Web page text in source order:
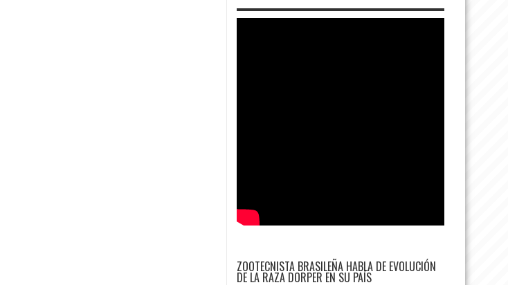
ZOOTECNISTA BRASILEÑA HABLA DE EVOLUCIÓN
DE LA RAZA DORPER EN SU PAÍS